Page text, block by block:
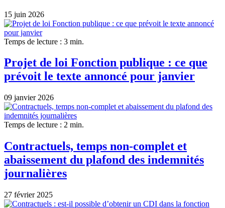
15 juin 2026
Temps de lecture : 3 min.
Projet de loi Fonction publique : ce que
prévoit le texte annoncé pour janvier
09 janvier 2026
Temps de lecture : 2 min.
Contractuels, temps non-complet et
abaissement du plafond des indemnités
journalières
27 février 2025